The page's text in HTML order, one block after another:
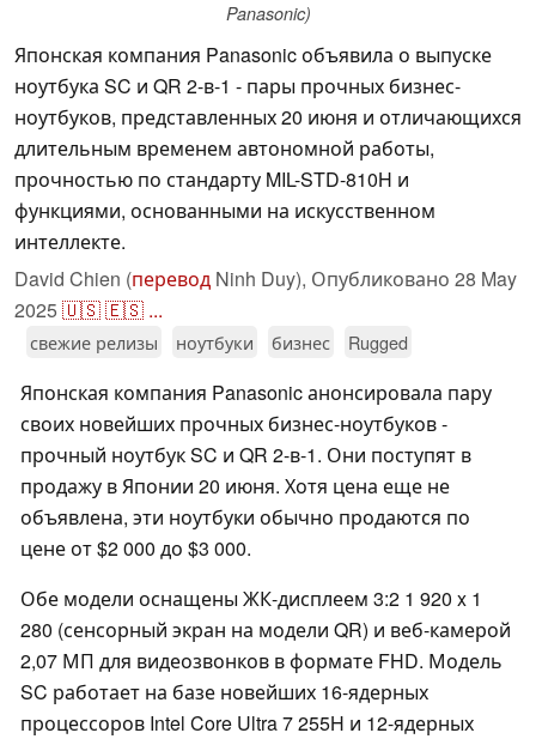
Panasonic)
Японская компания Panasonic объявила о выпуске
ноутбука SC и QR 2-в-1 - пары прочных бизнес-
ноутбуков, представленных 20 июня и отличающихся
длительным временем автономной работы,
прочностью по стандарту MIL-STD-810H и
функциями, основанными на искусственном
интеллекте.
David Chien (перевод Ninh Duy), Опубликовано 28 May
2025🇺🇸🇪🇸 ...
свежие релизы ноутбуки бизнес Rugged
Японская компания Panasonic анонсировала пару
своих новейших прочных бизнес-ноутбуков -
прочный ноутбук SC и QR 2-в-1. Они поступят в
продажу в Японии 20 июня. Хотя цена еще не
объявлена, эти ноутбуки обычно продаются по
цене от $2 000 до $3 000.
Обе модели оснащены ЖК-дисплеем 3:2 1 920 x 1
280 (сенсорный экран на модели QR) и веб-камерой
2,07 МП для видеозвонков в формате FHD. Модель
SC работает на базе новейших 16-ядерных
процессоров Intel Core Ultra 7 255H и 12-ядерных